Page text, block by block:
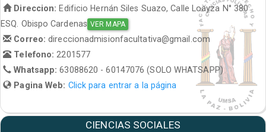
Direccion: Edificio Hernán Siles Suazo, Calle Loayza N° 380
ESQ. Obispo Cardenas VER MAPA
Correo:direccionadmisionfacultativa@gmail.com
Telefono: 2201577
Whatsapp:63088620 - 60147076 (SOLO WHATSAPP)
Pagina Web: Click para entrar a la página
CIENCIAS SOCIALES